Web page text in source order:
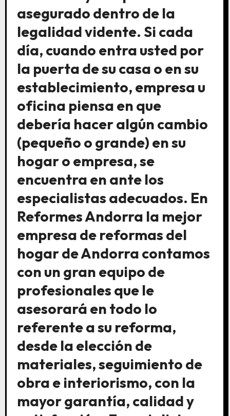
asegurado dentro de la
legalidad vidente. Si cada
día, cuando entra usted por
la puerta de su casa o en su
establecimiento, empresa u
oficina piensa en que
debería hacer algún cambio
(pequeño o grande) en su
hogar o empresa, se
encuentra en ante los
especialistas adecuados. En
Reformes Andorra la mejor
empresa de reformas del
hogar de Andorra contamos
con un gran equipo de
profesionales que le
asesorará en todo lo
referente a su reforma,
desde la elección de
materiales, seguimiento de
obra e interiorismo, con la
mayor garantía, calidad y